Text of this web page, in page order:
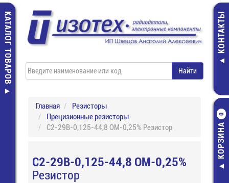
КАТАЛОГ ТОВАРОВ КОНТАКТЫ
КОРЗИНА
0
Главная
Резисторы
Прецизионные резисторы
С2-29В-0,125-44,8 ОМ-0,25% Резистор
С2-29В-0,125-44,8 ОМ-0,25%
Резистор